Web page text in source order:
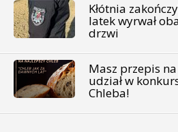
Kłótnia
latek wyrwał
drzwi
Masz przepis
udział w
Chleba!